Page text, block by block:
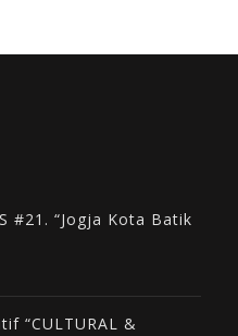
#21. “Jogja Kota Batik
“CULTURAL &